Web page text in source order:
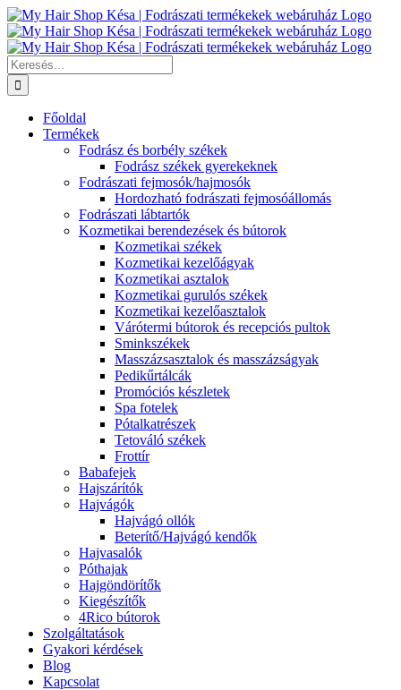
Kihagyás
Keresés...
Főoldal
Termékek
Fodrász és borbély székek
Fodrász székek gyerekeknek
Fodrászati fejmosók/hajmosók
Hordozható fodrászati fejmosóállomás
Fodrászati lábtartók
Kozmetikai berendezések és bútorok
Kozmetikai székek
Kozmetikai kezelőágyak
Kozmetikai asztalok
Kozmetikai gurulós székek
Kozmetikai kezelőasztalok
Várótermi bútorok és recepciós pultok
Sminkszékek
Masszázsasztalok és masszázságyak
Pedikűrtálcák
Promóciós készletek
Spa fotelek
Pótalkatrészek
Tetováló székek
Frottír
Babafejek
Hajszárítók
Hajvágók
Hajvágó ollók
Beterítő/Hajvágó kendők
Hajvasalók
Póthajak
Hajgöndörítők
Kiegészítők
4Rico bútorok
Szolgáltatások
Gyakori kérdések
Blog
Kapcsolat